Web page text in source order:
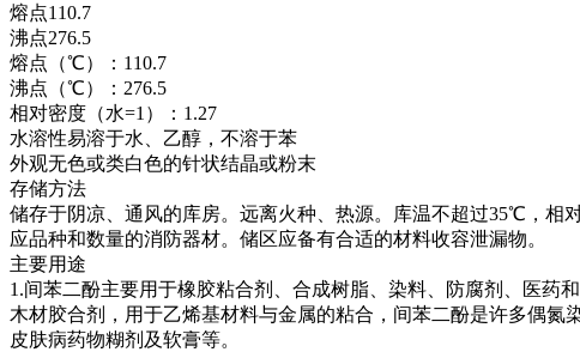
熔点110.7
沸点276.5
熔点（℃）：110.7
沸点（℃）：276.5
相对密度（水=1）：1.27
水溶性易溶于水、乙醇，不溶于苯
外观无色或类白色的针状结晶或粉末
存储方法
储存于阴凉、通风的库房。远离火种、热源。库温不超过35℃，相
应品种和数量的消防器材。储区应备有合适的材料收容泄漏物。
主要用途
1.间苯二酚主要用于橡胶粘合剂、合成树脂、染料、防腐剂、医药
木材胶合剂，用于乙烯基材料与金属的粘合，间苯二酚是许多偶
皮肤病药物糊剂及软膏等。